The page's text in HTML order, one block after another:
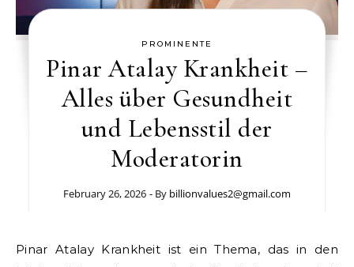
PROMINENTE
Pinar Atalay Krankheit –
Alles über Gesundheit
und Lebensstil der
Moderatorin
February 26, 2026 - By billionvalues2@gmail.com
Pinar Atalay Krankheit ist ein Thema, das in den